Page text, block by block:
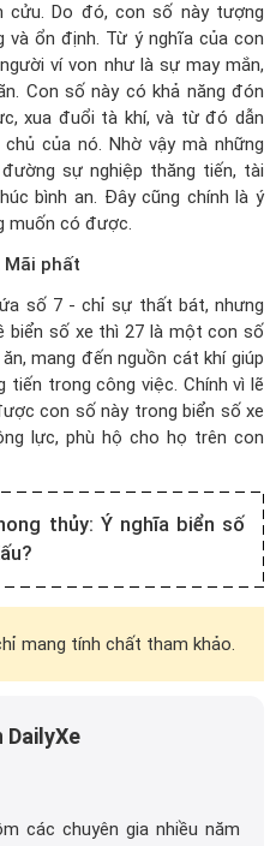
cửu. Do đó, con số này tượng
và ổn định. Từ ý nghĩa của con
ví von như là sự may mắn,
Con số này có khả năng đón
xua đuổi tà khí, và từ đó dẫn
của nó. Nhờ vậy mà những
sự nghiệp thăng tiến, tài
bình an. Đây cũng chính là ý
muốn có được.
Mãi phất
số 7 - chỉ sự thất bát, nhưng
biển số xe thì 27 là một con số
mang đến nguồn cát khí giúp
tiến trong công việc. Chính vì lẽ
con số này trong biển số xe
lực, phù hộ cho họ trên con
thủy: Ý nghĩa biển số
mang tính chất tham khảo.
DailyXe
các chuyên gia nhiều năm